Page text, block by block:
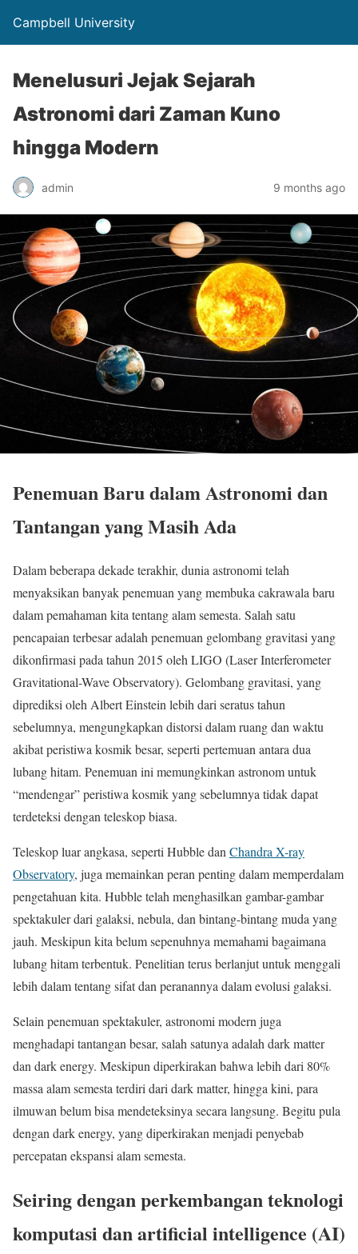
Campbell University
Menelusuri Jejak Sejarah
Astronomi dari Zaman Kuno
hingga Modern
admin 9 months ago
Penemuan Baru dalam Astronomi dan
Tantangan yang Masih Ada
Dalam beberapa dekade terakhir, dunia astronomi telah
menyaksikan banyak penemuan yang membuka cakrawala baru
dalam pemahaman kita tentang alam semesta. Salah satu
pencapaian terbesar adalah penemuan gelombang gravitasi yang
dikonfirmasi pada tahun 2015 oleh LIGO (Laser Interferometer
Gravitational-Wave Observatory). Gelombang gravitasi, yang
diprediksi oleh Albert Einstein lebih dari seratus tahun
sebelumnya, mengungkapkan distorsi dalam ruang dan waktu
akibat peristiwa kosmik besar, seperti pertemuan antara dua
lubang hitam. Penemuan ini memungkinkan astronom untuk
“mendengar” peristiwa kosmik yang sebelumnya tidak dapat
terdeteksi dengan teleskop biasa.
Teleskop luar angkasa, seperti Hubble dan Chandra X-ray
Observatory, juga memainkan peran penting dalam memperdalam
pengetahuan kita. Hubble telah menghasilkan gambar-gambar
spektakuler dari galaksi, nebula, dan bintang-bintang muda yang
jauh. Meskipun kita belum sepenuhnya memahami bagaimana
lubang hitam terbentuk. Penelitian terus berlanjut untuk menggali
lebih dalam tentang sifat dan peranannya dalam evolusi galaksi.
Selain penemuan spektakuler, astronomi modern juga
menghadapi tantangan besar, salah satunya adalah dark matter
dan dark energy. Meskipun diperkirakan bahwa lebih dari 80%
massa alam semesta terdiri dari dark matter, hingga kini, para
ilmuwan belum bisa mendeteksinya secara langsung. Begitu pula
dengan dark energy, yang diperkirakan menjadi penyebab
percepatan ekspansi alam semesta.
Seiring dengan perkembangan teknologi
komputasi dan artificial intelligence (AI)